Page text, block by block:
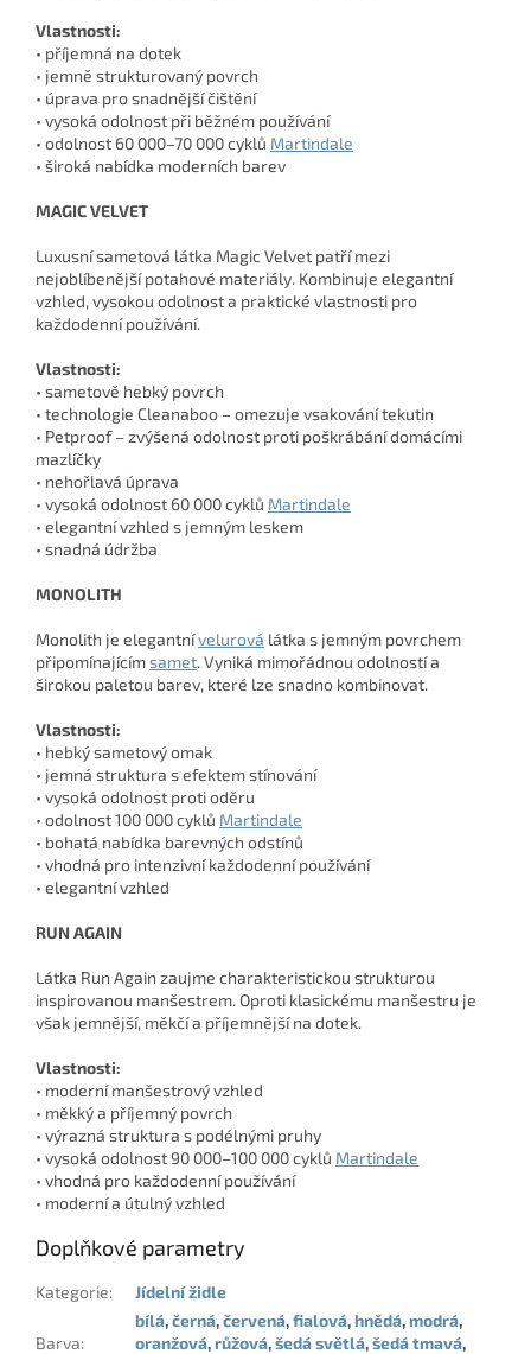
Vlastnosti:
• příjemná na dotek
• jemně strukturovaný povrch
• úprava pro snadnější čištění
• vysoká odolnost při běžném používání
• odolnost 60 000–70 000 cyklů Martindale
• široká nabídka moderních barev
MAGIC VELVET
Luxusní sametová látka Magic Velvet patří mezi
nejoblíbenější potahové materiály. Kombinuje elegantní
vzhled, vysokou odolnost a praktické vlastnosti pro
každodenní používání.
Vlastnosti:
• sametově hebký povrch
• technologie Cleanaboo – omezuje vsakování tekutin
• Petproof – zvýšená odolnost proti poškrábání domácími
mazlíčky
• nehořlavá úprava
• vysoká odolnost 60 000 cyklů Martindale
• elegantní vzhled s jemným leskem
• snadná údržba
MONOLITH
Monolith je elegantnívelurová látka s jemným povrchem
připomínajícímsamet. Vyniká mimořádnou odolností a
širokou paletou barev, které lze snadno kombinovat.
Vlastnosti:
• hebký sametový omak
• jemná struktura s efektem stínování
• vysoká odolnost proti oděru
• odolnost 100 000 cyklů Martindale
• bohatá nabídka barevných odstínů
• vhodná pro intenzivní každodenní používání
• elegantní vzhled
RUN AGAIN
Látka Run Again zaujme charakteristickou strukturou
inspirovanou manšestrem. Oproti klasickému manšestru je
však jemnější, měkčí a příjemnější na dotek.
Vlastnosti:
• moderní manšestrový vzhled
• měkký a příjemný povrch
• výrazná struktura s podélnými pruhy
• vysoká odolnost 90 000–100 000 cyklů Martindale
• vhodná pro každodenní používání
• moderní a útulný vzhled
Doplňkové parametry
Kategorie: Jídelní židle
Barva:
bílá,černá,červená,fialová,hnědá,modrá,
oranžová,růžová,šedá světlá,šedá tmavá,